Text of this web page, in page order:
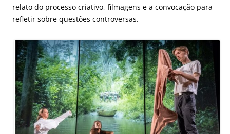
relato do processo criativo, filmagens e a convocação para
refletir sobre questões controversas.